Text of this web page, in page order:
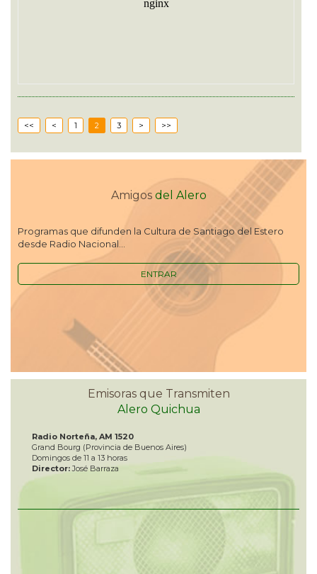
<< < 1 2 3 > >>
Amigos del Alero
Programas que difunden la Cultura de Santiago del Estero
desde Radio Nacional...
ENTRAR
Emisoras que Transmiten
Alero Quichua
Radio Norteña, AM 1520
Grand Bourg (Provincia de Buenos Aires)
Domingos de 11 a 13 horas
Director:José Barraza